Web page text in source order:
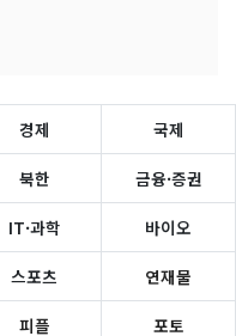
경제 국제
북한 금융·증권
IT·과학 바이오
스포츠 연재물
피플 포토